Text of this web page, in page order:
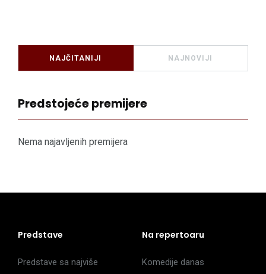
NAJČITANIJI NAJNOVIJI
Predstojeće premijere
Nema najavljenih premijera
Predstave
Predstave sa najviše
Na repertoaru
Komedije danas